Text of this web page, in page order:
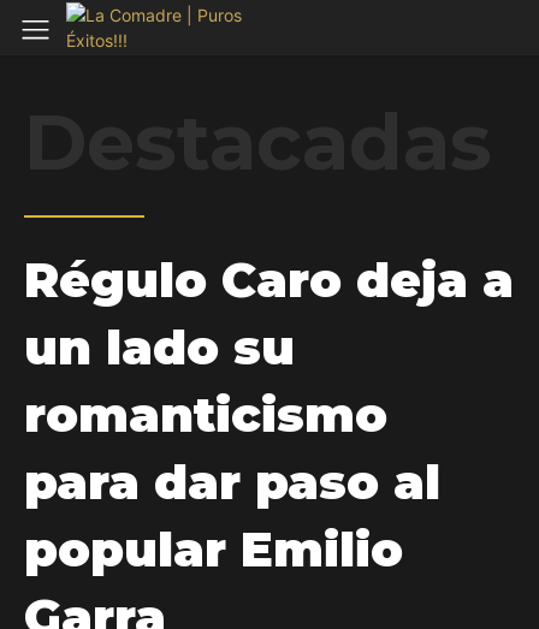
Régulo Caro deja a
un lado su
romanticismo
para dar paso al
popular Emilio
Garra